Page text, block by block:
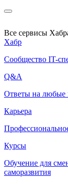
Все сервисы
Хабр
Сообщество IT-
Q&A
Ответы на любые
Карьера
Курсы
Обучение для
саморазвития